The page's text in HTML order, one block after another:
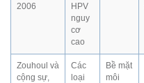
2006
HPV
nguy
cơ
cao
Zouhoul và
cộng sự,
Các
loại
Bề mặt
môi